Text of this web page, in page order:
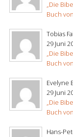
„Die
Buch
Tobias
29 Juni
„Die
Buch
Evelyne
29 Juni
„Die
Buch
Hans-